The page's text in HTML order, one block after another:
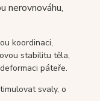
nerovnováhu,
koordinaci,
stabilitu těla,
páteře.
svaly, o